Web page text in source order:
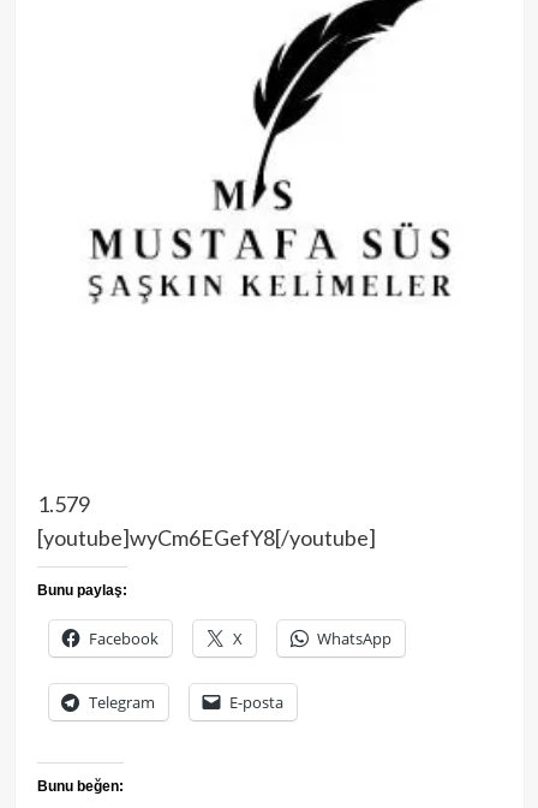
1.579
[youtube]wyCm6EGefY8[/youtube]
Bunu paylaş:
Facebook X WhatsApp
Telegram E-posta
Bunu beğen: